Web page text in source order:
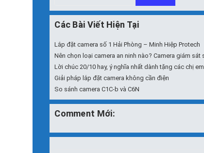
Các Bài Viết Hiện Tại
Lắp đặt camera số 1 Hải Phòng – Minh Hiệp Protech
Nên chọn loại camera an ninh nào? Camera giám
Lời chúc 20/10 hay, ý nghĩa nhất dành tặng các chị
Giải pháp lắp đặt camera không cần điện
So sánh camera C1C-b và C6N
Comment Mới: